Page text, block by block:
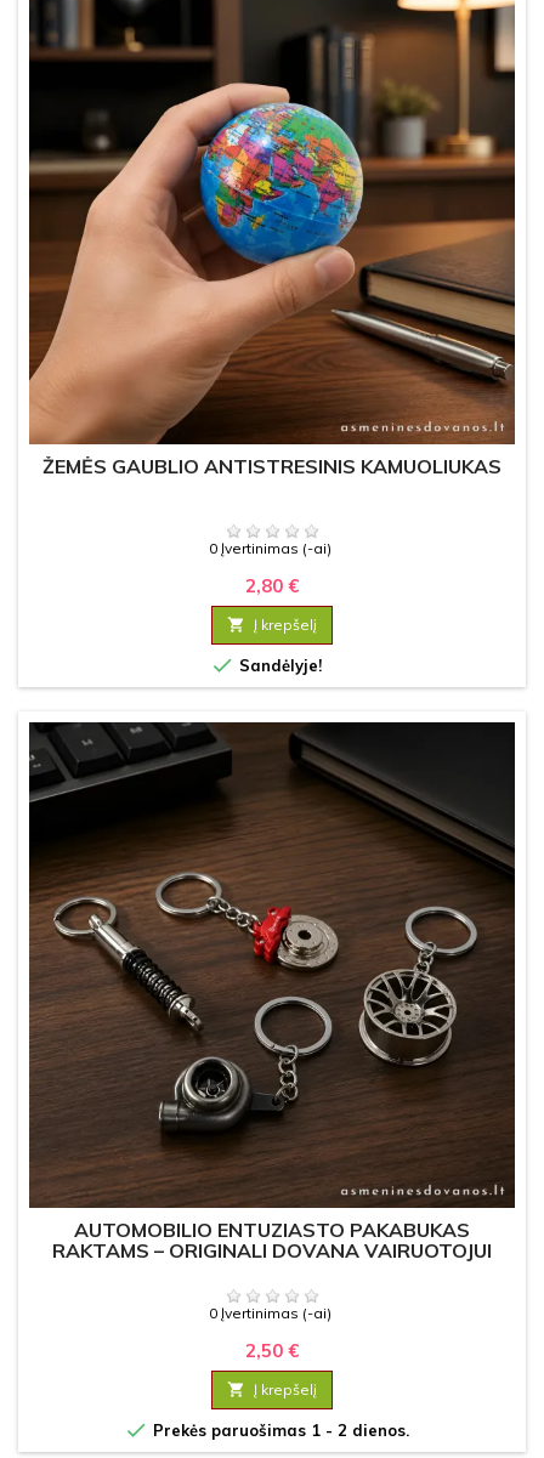
ŽEMĖS GAUBLIO ANTISTRESINIS KAMUOLIUKAS
0 Įvertinimas (-ai)
2,80 €
 Į krepšelį
 Sandėlyje!
AUTOMOBILIO ENTUZIASTO PAKABUKAS
RAKTAMS – ORIGINALI DOVANA VAIRUOTOJUI
0 Įvertinimas (-ai)
2,50 €
 Į krepšelį
 Prekės paruošimas 1 - 2 dienos.